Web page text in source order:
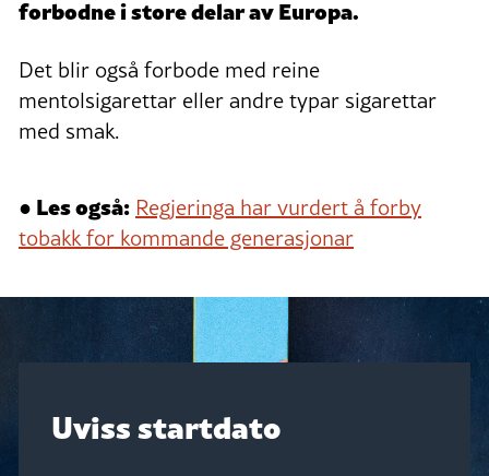
forbodne i store delar av Europa.
Det blir også forbode med reine
mentolsigarettar eller andre typar sigarettar
med smak.
● Les også: Regjeringa har vurdert å forby
tobakk for kommande generasjonar
Uviss startdato